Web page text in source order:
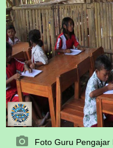
Foto Guru Pengajar